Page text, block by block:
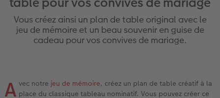
Étui personnalisé
Pochette souvenirs
Tirages photo sur papier recyclé
Poster premium
Affiche carte personnalisée
Pêle-mêle
Autres occasions
Cartes à rabat
Jeux
École et bureau
Coques en silicone
Coques en polycarbonate
Calendriers muraux avec design
Calendrier mural A4
pour l’anniversaire
Cadeaux de fête des mères
Mariage
Livre de l’année
App
Vous créez ainsi un plan de table original avec le
jeu de mémoire et un beau souvenir en guise de
cadeau pour vos convives de mariage.
A vec notre jeu de mémoire, créez un plan de table créatif à la
place du classique tableau nominatif. Vous pouvez créer ce